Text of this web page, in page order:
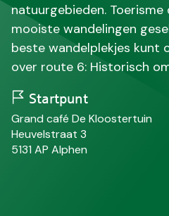
natuurgebieden.
mooiste wandelingen
beste wandelplekjes kunt
over route 6: Historisch
Startpunt
N
a
a
Grand café De Kloostertuin
S
t
Heuvelstraat 3
P
5131 AP P
Alphen